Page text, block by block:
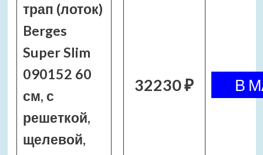
трап (лоток)
Berges
Super Slim
090152 60
см, с
решеткой,
щелевой,
32230 ₽